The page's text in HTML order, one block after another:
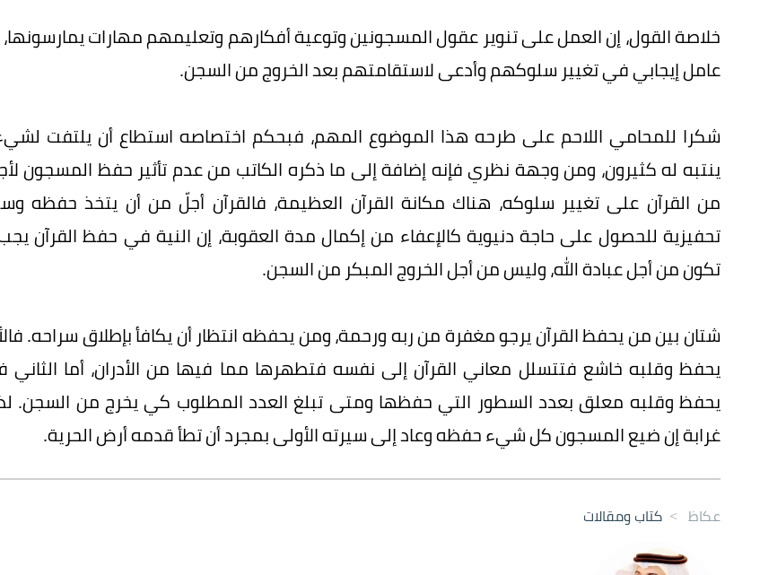
خلاصة القول، إن العمل على تنوير عقول المسجونين وتوعية أفكارهم وتعليمهم مهارات
عامل إيجابي في تغيير سلوكهم وأدعى لاستقامتهم بعد الخروج من السجن.
شكرا للمحامي اللاحم على طرحه هذا الموضوع المهم، فبحكم اختصاصه استطاع أن يلتفت
ينتبه له كثيرون، ومن وجهة نظري فإنه إضافة إلى ما ذكره الكاتب من عدم تأثير حفظ المسجون
من القرآن على تغيير سلوكه، هناك مكانة القرآن العظيمة، فالقرآن أجلّ من أن يتخذ حفظه
تحفيزية للحصول على حاجة دنيوية كالإعفاء من إكمال مدة العقوبة، إن النية في حفظ القرآن
تكون من أجل عبادة الله، وليس من أجل الخروج المبكر من السجن.
شتان بين من يحفظ القرآن يرجو مغفرة من ربه ورحمة، ومن يحفظه انتظار أن يكافأ بإطلاق سراحه.
يحفظ وقلبه خاشع فتتسلل معاني القرآن إلى نفسه فتطهرها مما فيها من الأدران، أما الثاني
يحفظ وقلبه معلق بعدد السطور التي حفظها ومتى تبلغ العدد المطلوب كي يخرج من السجن.
غرابة إن ضيع المسجون كل شيء حفظه وعاد إلى سيرته الأولى بمجرد أن تطأ قدمه أرض الحرية.
عكاظ > كتاب ومقالات